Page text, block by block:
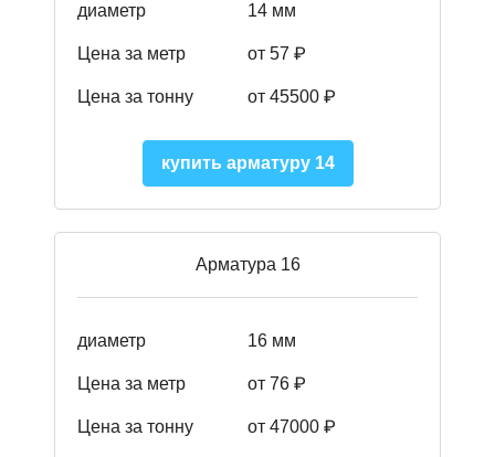
диаметр 14 мм
Цена за метр от 57 ₽
Цена за тонну от 45500 ₽
купить арматуру 14
Арматура 16
диаметр 16 мм
Цена за метр от 76 ₽
Цена за тонну от 47000 ₽